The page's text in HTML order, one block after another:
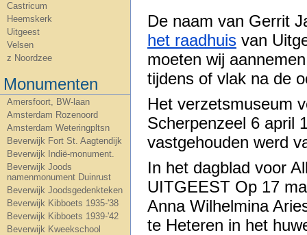
Castricum
Heemskerk
Uitgeest
Velsen
z Noordzee
Monumenten
Amersfoort, BW-laan
Amsterdam Rozenoord
Amsterdam Weteringpltsn
Beverwijk Fort St. Aagtendijk
Beverwijk Indië-monument.
Beverwijk Joods
namenmonument Duinrust
Beverwijk Joodsgedenkteken
Beverwijk Kibboets 1935-'38
Beverwijk Kibboets 1939-'42
Beverwijk Kweekschool
De naam van Gerrit
het raadhuis van
moeten wij
tijdens of vlak na de
Het verzetsmuseum
Scherpenzeel 6 april
vastgehouden werd
In het dagblad voor
UITGEEST Op 17
Anna Wilhelmina
te Heteren in het